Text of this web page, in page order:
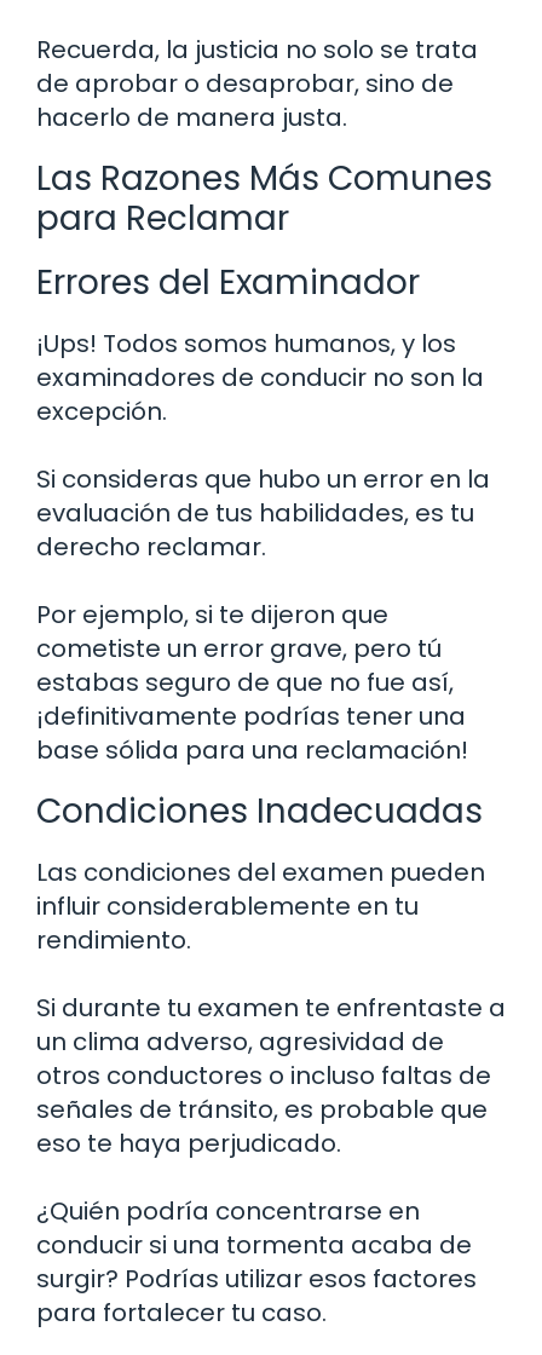
Recuerda, la justicia no solo se trata
de aprobar o desaprobar, sino de
hacerlo de manera justa.
Las Razones Más Comunes
para Reclamar
Errores del Examinador
¡Ups! Todos somos humanos, y los
examinadores de conducir no son la
excepción.
Si consideras que hubo un error en la
evaluación de tus habilidades, es tu
derecho reclamar.
Por ejemplo, si te dijeron que
cometiste un error grave, pero tú
estabas seguro de que no fue así,
¡definitivamente podrías tener una
base sólida para una reclamación!
Condiciones Inadecuadas
Las condiciones del examen pueden
influir considerablemente en tu
rendimiento.
Si durante tu examen te enfrentaste a
un clima adverso, agresividad de
otros conductores o incluso faltas de
señales de tránsito, es probable que
eso te haya perjudicado.
¿Quién podría concentrarse en
conducir si una tormenta acaba de
surgir? Podrías utilizar esos factores
para fortalecer tu caso.